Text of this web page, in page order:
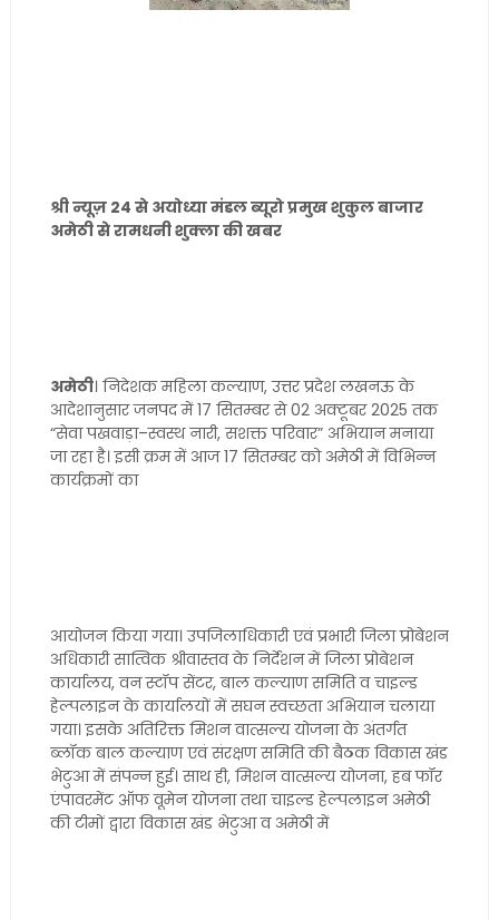
श्री न्यूज़ 24 से अयोध्या मंडल ब्यूरो प्रमुख शुकुल बाजार
अमेठी से रामधनी शुक्ला की खबर
अमेठी। निदेशक महिला कल्याण, उत्तर प्रदेश लखनऊ के
आदेशानुसार जनपद में 17 सितम्बर से 02 अक्टूबर 2025 तक
“सेवा पखवाड़ा–स्वस्थ नारी, सशक्त परिवार” अभियान मनाया
जा रहा है। इसी क्रम में आज 17 सितम्बर को अमेठी में विभिन्न
कार्यक्रमों का
आयोजन किया गया। उपजिलाधिकारी एवं प्रभारी जिला प्रोबेशन
अधिकारी सात्विक श्रीवास्तव के निर्देशन में जिला प्रोबेशन
कार्यालय, वन स्टॉप सेंटर, बाल कल्याण समिति व चाइल्ड
हेल्पलाइन के कार्यालयों में सघन स्वच्छता अभियान चलाया
गया। इसके अतिरिक्त मिशन वात्सल्य योजना के अंतर्गत
ब्लॉक बाल कल्याण एवं संरक्षण समिति की बैठक विकास खंड
भेटुआ में संपन्न हुई। साथ ही, मिशन वात्सल्य योजना, हब फॉर
एंपावरमेंट ऑफ वूमेन योजना तथा चाइल्ड हेल्पलाइन अमेठी
की टीमों द्वारा विकास खंड भेटुआ व अमेठी में